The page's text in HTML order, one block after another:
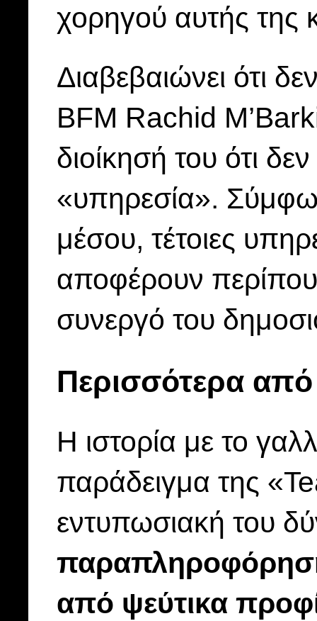
χορηγού αυτής της
Διαβεβαιώνει ότι
BFM Rachid
διοίκησή του ότι
«υπηρεσία».
μέσου, τέτοιες
αποφέρουν
συνεργό του
Περισσότερα
Η ιστορία με το
παράδειγμα της
εντυπωσιακή του
από ψεύτικα